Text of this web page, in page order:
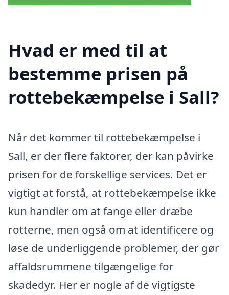
Hvad er med til at
bestemme prisen på
rottebekæmpelse i Sall?
Når det kommer til rottebekæmpelse i
Sall, er der flere faktorer, der kan påvirke
prisen for de forskellige services. Det er
vigtigt at forstå, at rottebekæmpelse ikke
kun handler om at fange eller dræbe
rotterne, men også om at identificere og
løse de underliggende problemer, der gør
affaldsrummene tilgængelige for
skadedyr. Her er nogle af de vigtigste